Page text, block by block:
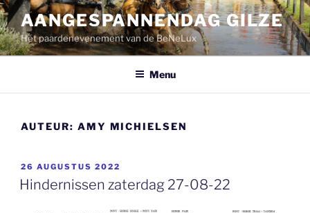
Ga
naar
de
inhoud
AANGESPANNENDAG GILZE
Hét paardenevenement van de BeNeLux
Menu
AUTEUR: AMY MICHIELSEN
GEPLAATST
OP
26 AUGUSTUS 2022
Hindernissen zaterdag 27-08-22